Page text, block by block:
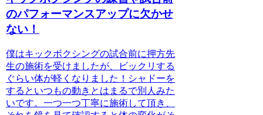
のパフォーマンスアップに欠かせ
ない！
僕はキックボクシングの試合前に押方先
生の施術を受けましたが、ビックリする
ぐらい体が軽くなりました！シャドーを
するといつもの動きとはまるで別人みた
いです。一つ一つ丁寧に施術して頂き、